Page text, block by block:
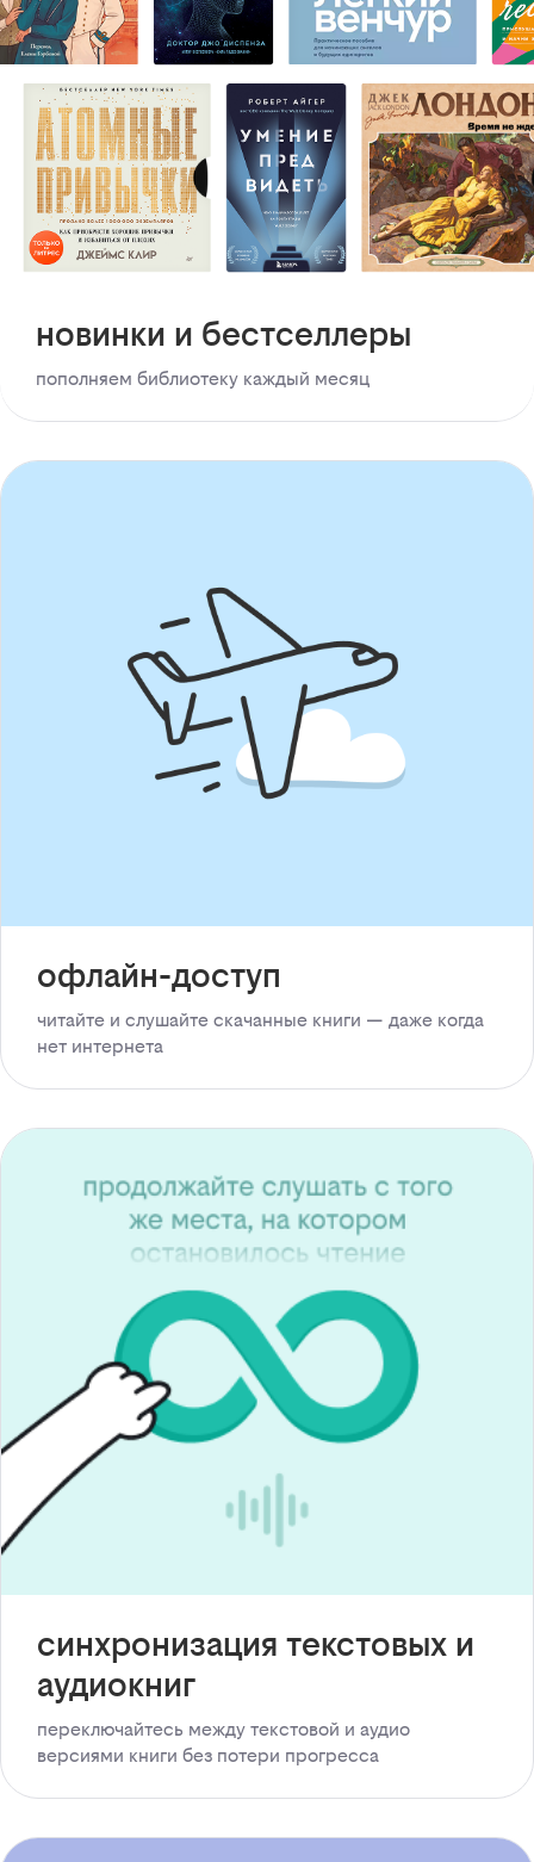
новинки и бестселлеры
пополняем библиотеку каждый месяц
офлайн-доступ
читайте и слушайте скачанные книги — даже когда
нет интернета
синхронизация текстовых и
аудиокниг
переключайтесь между текстовой и аудио
версиями книги без потери прогресса